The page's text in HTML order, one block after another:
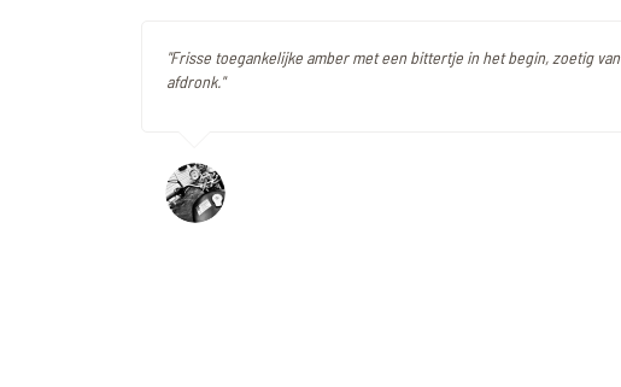
"Frisse toegankelijke amber met een bittertje in het begin, zoetig van
afdronk."